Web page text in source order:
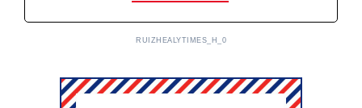
RUIZHEALYTIMES_H_0